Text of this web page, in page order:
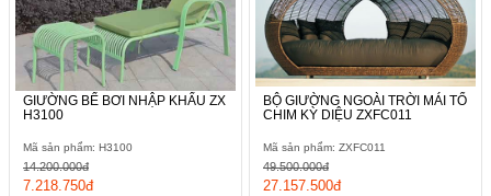
GIƯỜNG BỂ BƠI NHẬP KHẨU ZX
H3100
Mã sản phẩm: H3100
7.218.750đ
14.200.000đ
BỘ GIƯỜNG NGOÀI TRỜI MÁI TỔ
CHIM KỲ DIỆU ZXFC011
Mã sản phẩm: ZXFC011
27.157.500đ
49.500.000đ